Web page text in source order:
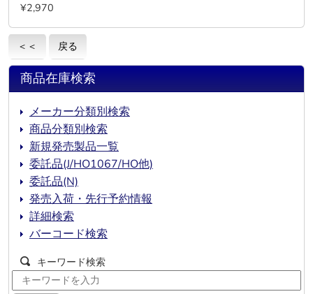
¥2,970
＜＜ 戻る
商品在庫検索
メーカー分類別検索
商品分類別検索
新規発売製品一覧
委託品(J/HO1067/HO他)
委託品(N)
発売入荷・先行予約情報
詳細検索
バーコード検索
キーワード検索